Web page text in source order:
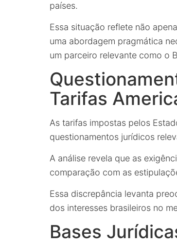
países.
Essa situação reflete não
uma abordagem pragmática
um parceiro relevante como o
Tarifas
As tarifas impostas pelos
questionamentos jurídicos
A análise revela que as
comparação com as
Essa discrepância levanta
dos interesses brasileiros no
Bases